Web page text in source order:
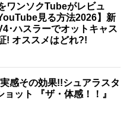
ワンソクTubeがレビュ
見る方法2026】新
･ハスラーでオットキャス
! オススメはどれ?!
感その効果!!シュアラスタ
ット 『ザ・体感！！』